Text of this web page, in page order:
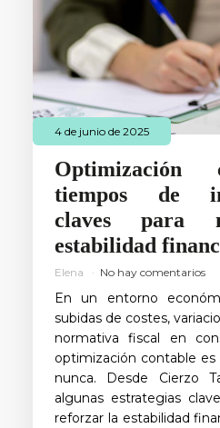
4 de junio de 2025
Optimización
tiempos de
claves para
estabilidad
Elena No hay comentarios
En un entorno
subidas de costes,
normativa fiscal en
optimización contable
nunca. Desde Cierzo
algunas estrategias
reforzar la estabilidad